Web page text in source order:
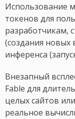
Использование
токенов для
разработчикам,
(создания новых
инференса
Внезапный
Fable для
целых сайтов
реальное